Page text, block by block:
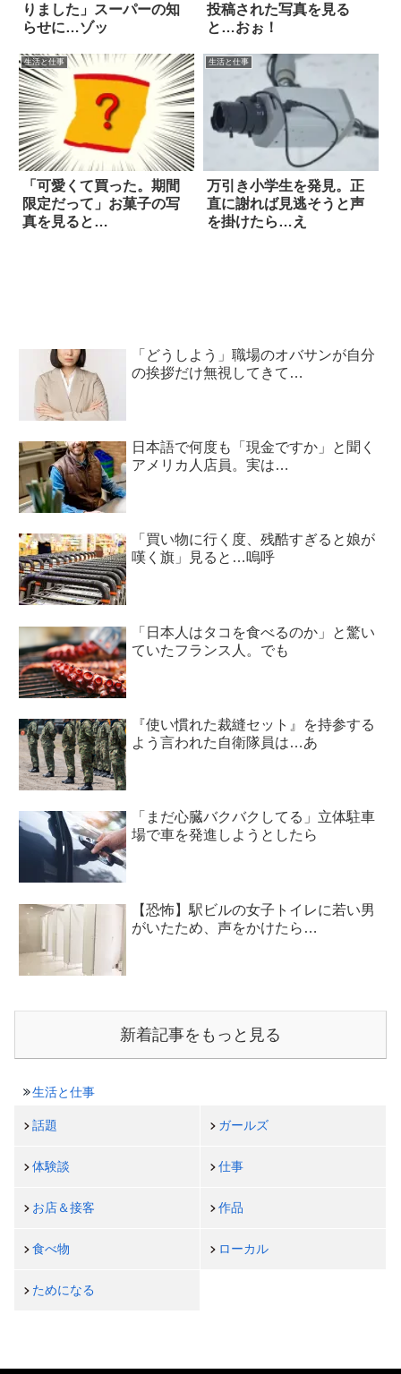
りました」スーパーの知
らせに…ゾッ
投稿された写真を見る
と…おぉ！
生活と仕事
「可愛くて買った。期間
限定だって」お菓子の写
真を見ると…
生活と仕事
万引き小学生を発見。正
直に謝れば見逃そうと声
を掛けたら…え
「どうしよう」職場のオバサンが自分
の挨拶だけ無視してきて…
日本語で何度も「現金ですか」と聞く
アメリカ人店員。実は…
「買い物に行く度、残酷すぎると娘が
嘆く旗」見ると…嗚呼
「日本人はタコを食べるのか」と驚い
ていたフランス人。でも
『使い慣れた裁縫セット』を持参する
よう言われた自衛隊員は…あ
「まだ心臓バクバクしてる」立体駐車
場で車を発進しようとしたら
【恐怖】駅ビルの女子トイレに若い男
がいたため、声をかけたら…
新着記事をもっと見る
生活と仕事
話題 ガールズ
体験談 仕事
お店＆接客 作品
食べ物 ローカル
ためになる